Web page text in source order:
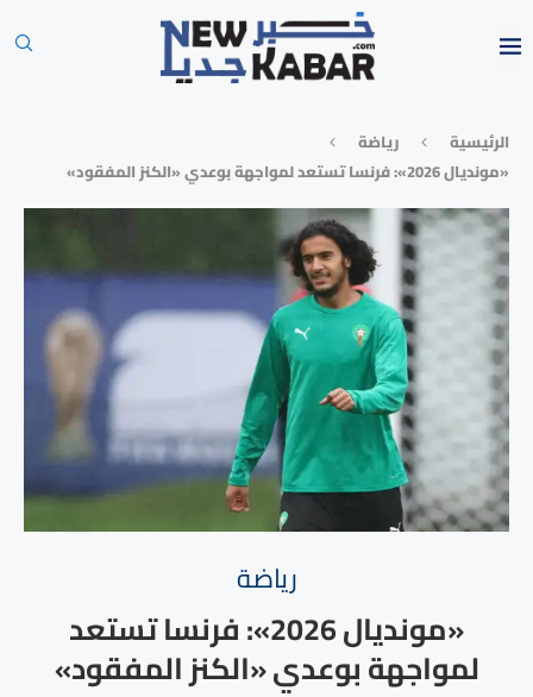
الرئيسية
رياضة
«مونديال 2026»: فرنسا تستعد لمواجهة بوعدي «الكنز المفقود»
رياضة
«مونديال 2026»: فرنسا تستعد
لمواجهة بوعدي «الكنز المفقود»